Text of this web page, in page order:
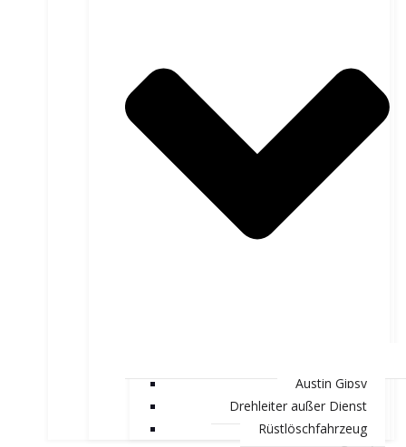
Austin Gipsy
Drehleiter außer Dienst
Rüstlöschfahrzeug